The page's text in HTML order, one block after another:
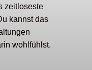
zeitloseste
kannst das
wohlfühlst.